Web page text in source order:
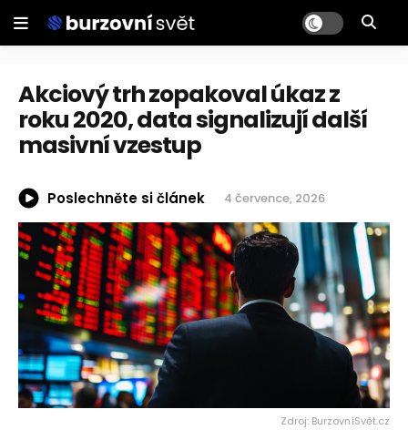
Akciový trh zopakoval úkaz z
roku 2020, data signalizují další
masivní vzestup
Poslechněte si článek 4 července, 2026
Zdroj: BurzovníSvět.cz